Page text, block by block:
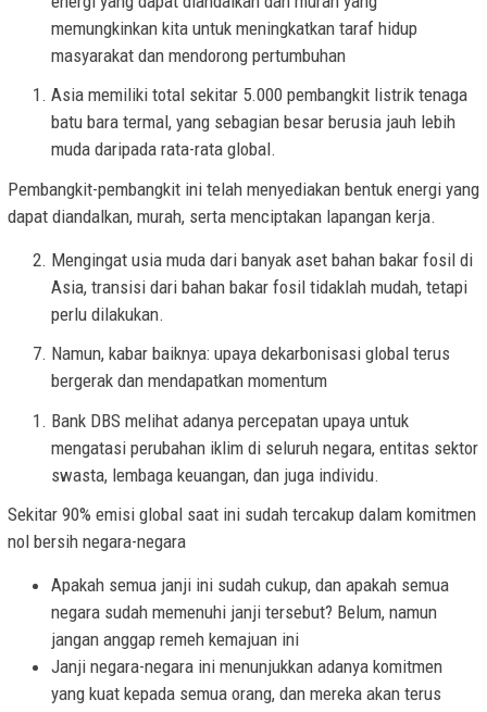
memungkinkan kita untuk meningkatkan taraf hidup
masyarakat dan mendorong pertumbuhan
Asia memiliki total sekitar 5.000 pembangkit listrik tenaga
batu bara termal, yang sebagian besar berusia jauh lebih
muda daripada rata-rata global.
Pembangkit-pembangkit ini telah menyediakan bentuk energi yang
dapat diandalkan, murah, serta menciptakan lapangan kerja.
Mengingat usia muda dari banyak aset bahan bakar fosil di
Asia, transisi dari bahan bakar fosil tidaklah mudah, tetapi
perlu dilakukan.
Namun, kabar baiknya: upaya dekarbonisasi global terus
bergerak dan mendapatkan momentum
Bank DBS melihat adanya percepatan upaya untuk
mengatasi perubahan iklim di seluruh negara, entitas sektor
swasta, lembaga keuangan, dan juga individu.
Sekitar 90% emisi global saat ini sudah tercakup dalam komitmen
nol bersih negara-negara
Apakah semua janji ini sudah cukup, dan apakah semua
negara sudah memenuhi janji tersebut? Belum, namun
jangan anggap remeh kemajuan ini
Janji negara-negara ini menunjukkan adanya komitmen
yang kuat kepada semua orang, dan mereka akan terus